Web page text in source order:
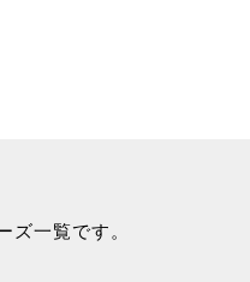
ズ一覧です。